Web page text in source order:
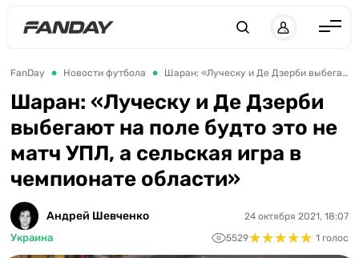
Англия
Испания
Германия
Италия
Франция
Украина
ЛЧ
FanDay Новости футбола Шаран: «Луческу и Де Дзерби выбегают на поле будто это не матч УПЛ, а сельская игра в чемпионате области»
Шаран: «Луческу и Де Дзерби
выбегают на поле будто это не
матч УПЛ, а сельская игра в
чемпионате области»
Андрей Шевченко
Украина
24 октября 2021, 18:07
5529★★★★★
★★★★★ 1 голос